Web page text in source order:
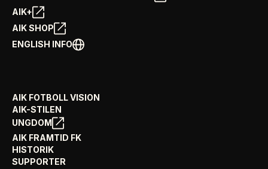
AIK+
AIK SHOP
ENGLISH INFO
AIK FOTBOLL VISION
AIK-STILEN
UNGDOM
AIK FRAMTID FK
HISTORIK
SUPPORTER